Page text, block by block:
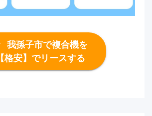
我孫子市で複合機を
【格安】でリースする